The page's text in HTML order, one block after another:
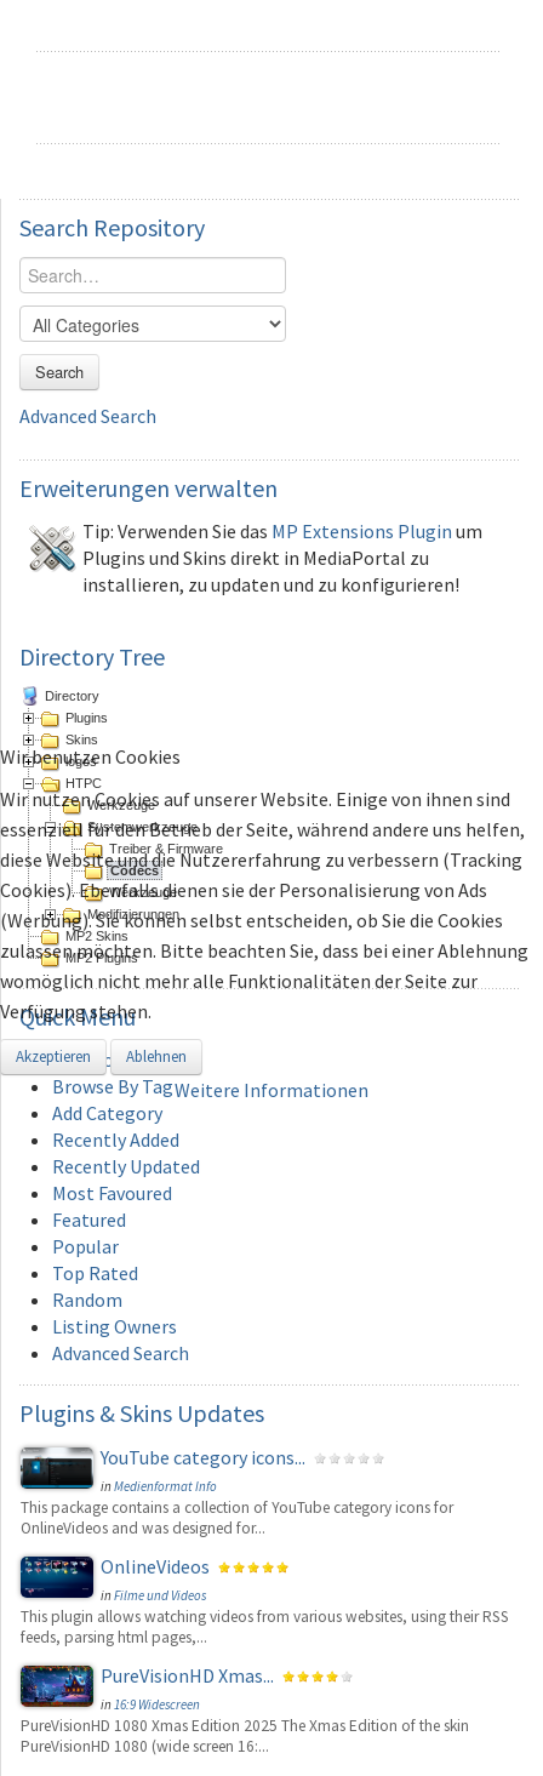
Search Repository
Search
Advanced Search
Erweiterungen verwalten
Tip: Verwenden Sie das MP Extensions Plugin um
Plugins und Skins direkt in MediaPortal zu
installieren, zu updaten und zu konfigurieren!
Directory Tree
Directory
Plugins
Skins
logos
HTPC
Werkzeuge
Systemwerkzeuge
Treiber & Firmware
Codecs
Werkzeuge
Modifizierungen
MP2 Skins
MP2 Plugins
QuickMenu
Directory
Browse By Tag
Add Category
Recently Added
Recently Updated
Most Favoured
Featured
Popular
Top Rated
Random
Listing Owners
Advanced Search
Plugins & Skins Updates
YouTube category icons...
inMedienformat Info
This package contains a collection of YouTube category icons for
OnlineVideos and was designed for...
OnlineVideos
inFilme und Videos
This plugin allows watching videos from various websites, using their RSS
feeds, parsing html pages,...
PureVisionHD Xmas...
in16:9 Widescreen
PureVisionHD 1080 Xmas Edition 2025 The Xmas Edition of the skin
PureVisionHD 1080 (wide screen 16:...
Wir benutzen Cookies
Wir nutzen Cookies auf unserer Website. Einige von ihnen sind
essenziell für den Betrieb der Seite, während andere uns helfen,
diese Website und die Nutzererfahrung zu verbessern (Tracking
Cookies). Ebenfalls dienen sie der Personalisierung von Ads
(Werbung). Sie können selbst entscheiden, ob Sie die Cookies
zulassen möchten. Bitte beachten Sie, dass bei einer Ablehnung
womöglich nicht mehr alle Funktionalitäten der Seite zur
Verfügung stehen.
Akzeptieren Ablehnen
Weitere Informationen